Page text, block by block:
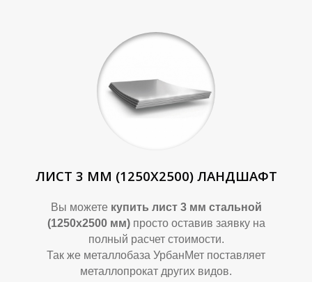
П
ЛИСТ 3 ММ (1250Х2500) ЛАНДШАФТ
Вы можете купить лист 3 мм стальной
(1250х2500 мм) просто оставив заявку на
полный расчет стоимости.
Так же металлобаза УрбанМет поставляет
металлопрокат других видов.
П